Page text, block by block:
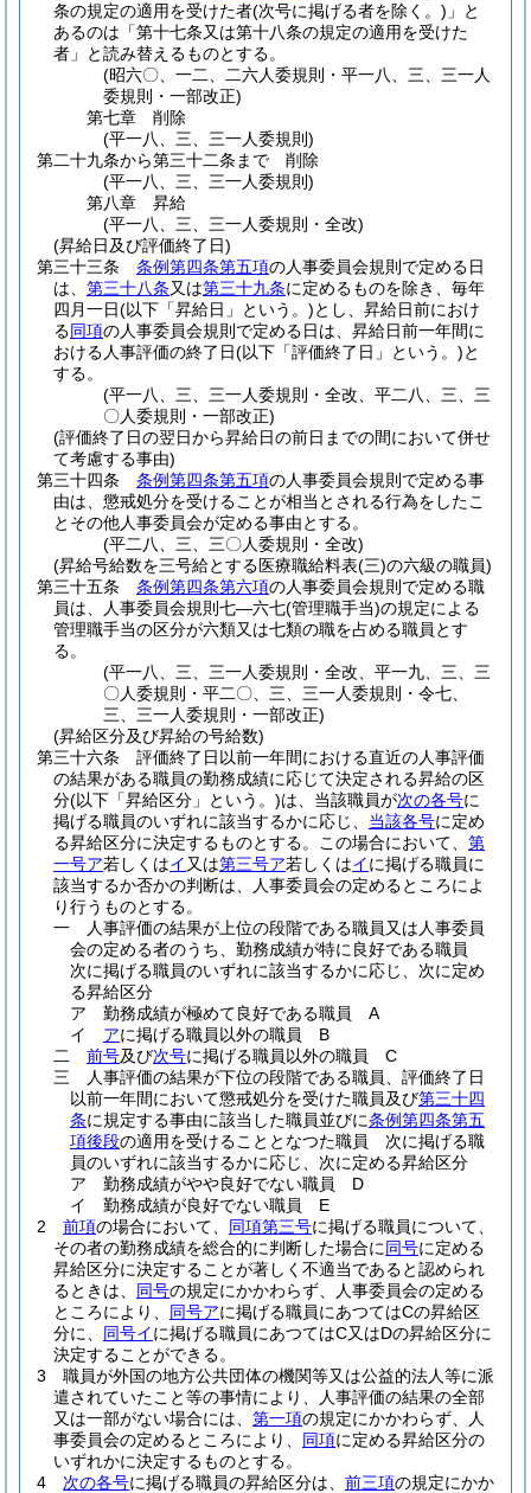
条の規定の適用を受けた者(次号に掲げる者を除く。) 」と
あるのは「第十七条又は第十八条の規定の適用を受けた
者」と読み替えるものとする。
(昭六〇、一二、二六人委規則・平一八、三、三一人
委規則・一部改正)
第七章
削除
(平一八、三、三一人委規則)
第二十九条から第三十二条まで
削除
(平一八、三、三一人委規則)
第八章
昇給
(平一八、三、三一人委規則・全改)
(昇給日及び評価終了日)
第三十三条
条例第四条第五項の人事委員会規則で定める日
は、 第三十八条又は第三十九条に定めるものを除き、毎年
四月一日(以下「昇給日」という。)とし、昇給日前におけ
る同項の人事委員会規則で定める日は、昇給日前一年間に
おける人事評価の終了日(以下「評価終了日」という。)と
する。
(平一八、三、三一人委規則・全改、平二八、三、三
〇人委規則・一部改正)
(評価終了日の翌日から昇給日の前日までの間において併せ
て考慮する事由)
第三十四条
条例第四条第五項の人事委員会規則で定める事
由は、懲戒処分を受けることが相当とされる行為をしたこ
とその他人事委員会が定める事由とする。
(平二八、三、三〇人委規則・全改)
(昇給号給数を三号給とする医療職給料表(三)の六級の職員)
第三十五条
条例第四条第六項の人事委員会規則で定める職
員は、人事委員会規則七―六七(管理職手当)の規定による
管理職手当の区分が六類又は七類の職を占める職員とす
る。
(平一八、三、三一人委規則・全改、平一九、三、三
〇人委規則・平二〇、三、三一人委規則・令七、
三、三一人委規則・一部改正)
(昇給区分及び昇給の号給数)
第三十六条
評価終了日以前一年間における直近の人事評価
の結果がある職員の勤務成績に応じて決定される昇給の区
分(以下「昇給区分」という。)は、当該職員が次の各号に
掲げる職員のいずれに該当するかに応じ、 当該各号に定め
る昇給区分に決定するものとする。
この場合において、 第
一号ア若しくはイ 又は第三号ア若しくはイに掲げる職員に
該当するか否かの判断は、人事委員会の定めるところによ
り行うものとする。
一
人事評価の結果が上位の段階である職員又は人事委員
会の定める者のうち、勤務成績が特に良好である職員
次に掲げる職員のいずれに該当するかに応じ、次に定め
る昇給区分
ア
勤務成績が極めて良好である職員 A
イ
アに掲げる職員以外の職員 B
二
前号及び次号に掲げる職員以外の職員 C
三
人事評価の結果が下位の段階である職員、評価終了日
以前一年間において懲戒処分を受けた職員及び第三十四
条に規定する事由に該当した職員並びに条例第四条第五
項後段の適用を受けることとなつた職員 次に掲げる職
員のいずれに該当するかに応じ、次に定める昇給区分
ア
勤務成績がやや良好でない職員 D
イ
勤務成績が良好でない職員 E
2
前項の場合において、 同項第三号に掲げる職員について、
その者の勤務成績を総合的に判断した場合に同号に定める
昇給区分に決定することが著しく不適当であると認められ
るときは、 同号の規定にかかわらず、人事委員会の定める
ところにより、 同号アに掲げる職員にあつてはCの昇給区
分に、 同号イに掲げる職員にあつてはC又はDの昇給区分に
決定することができる。
3
職員が外国の地方公共団体の機関等又は公益的法人等に派
遣されていたこと等の事情により、人事評価の結果の全部
又は一部がない場合には、 第一項の規定にかかわらず、人
事委員会の定めるところにより、 同項に定める昇給区分の
いずれかに決定するものとする。
4
次の各号に掲げる職員の昇給区分は、 前三項の規定にかか